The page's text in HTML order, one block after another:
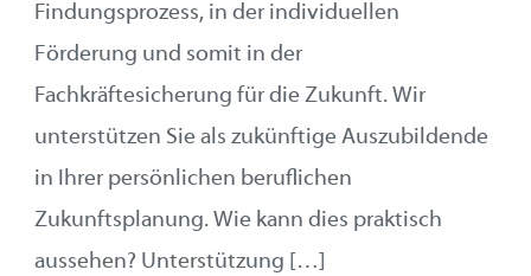
Findungsprozess, in der individuellen
Förderung und somit in der
Fachkräftesicherung für die Zukunft. Wir
unterstützen Sie als zukünftige Auszubildende
in Ihrer persönlichen beruflichen
Zukunftsplanung. Wie kann dies praktisch
aussehen? Unterstützung […]